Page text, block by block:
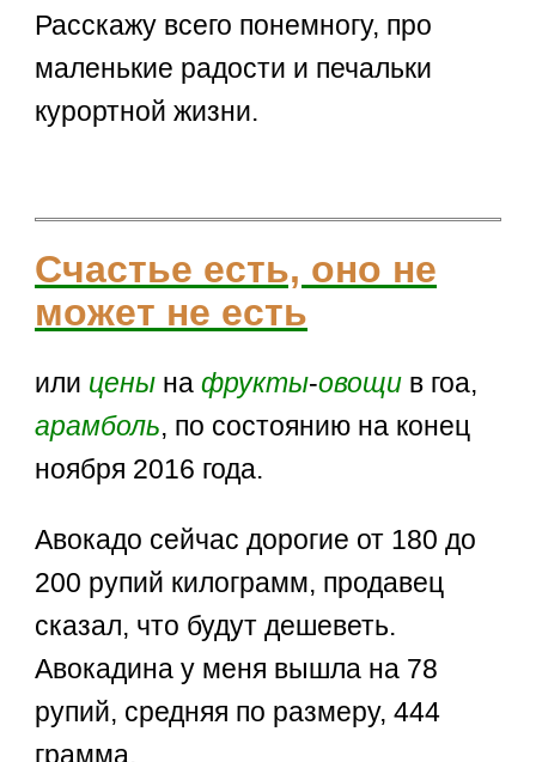
Расскажу всего понемногу, про
маленькие радости и печальки
курортной жизни.
Счастье есть, оно не
может не есть
или цены нафрукты-овощи в гоа,
арамболь, по состоянию на конец
ноября 2016 года.
Авокадо сейчас дорогие от 180 до
200 рупий килограмм, продавец
сказал, что будут дешеветь.
Авокадина у меня вышла на 78
рупий, средняя по размеру, 444
грамма.